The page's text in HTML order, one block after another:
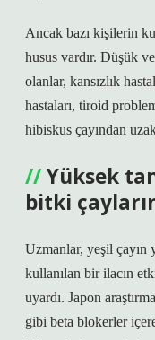
Ancak bazı kişilerin
husus vardır. Düşük
olanlar, kansızlık
hastaları, tiroid
hibiskus çayından
Yüksek
bitki
Uzmanlar, yeşil çayın
kullanılan bir ilacın
uyardı. Japon
gibi beta blokerler